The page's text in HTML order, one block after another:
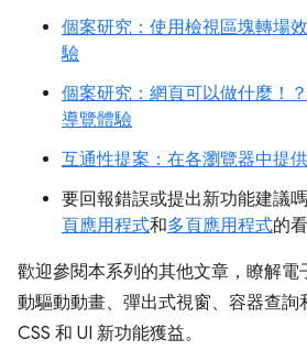
個案研究：使用檢視區塊轉場
驗
個案研究：網頁可以做什麼！
導覽體驗
互通性提案：在各瀏覽器中提
要回報錯誤或提出新功能建議
頁應用程式和多頁應用程式的
歡迎參閱本系列的其他文章，瞭解電
動驅動動畫、彈出式視窗、容器查詢
CSS 和 UI 新功能獲益。